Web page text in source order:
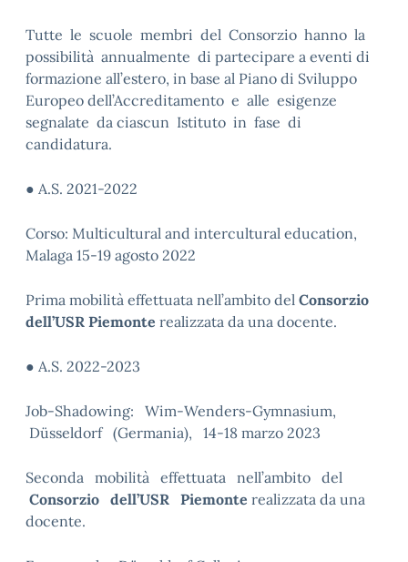
Tutte le scuole membri del Consorzio hanno la
possibilità annualmente di partecipare a eventi di
formazione all’estero, in base al Piano di Sviluppo
Europeo dell’Accreditamento e alle esigenze
segnalate da ciascun Istituto in fase di
candidatura.
● A.S. 2021-2022
Corso: Multicultural and intercultural education,
Malaga 15-19 agosto 2022
Prima mobilità effettuata nell’ambito del Consorzio
dell’USR Piemonte realizzata da una docente.
● A.S. 2022-2023
Job-Shadowing: Wim-Wenders-Gymnasium,
Düsseldorf (Germania), 14-18 marzo 2023
Seconda mobilità effettuata nell’ambito del
Consorzio dell’USR Piemonte realizzata da una
docente.